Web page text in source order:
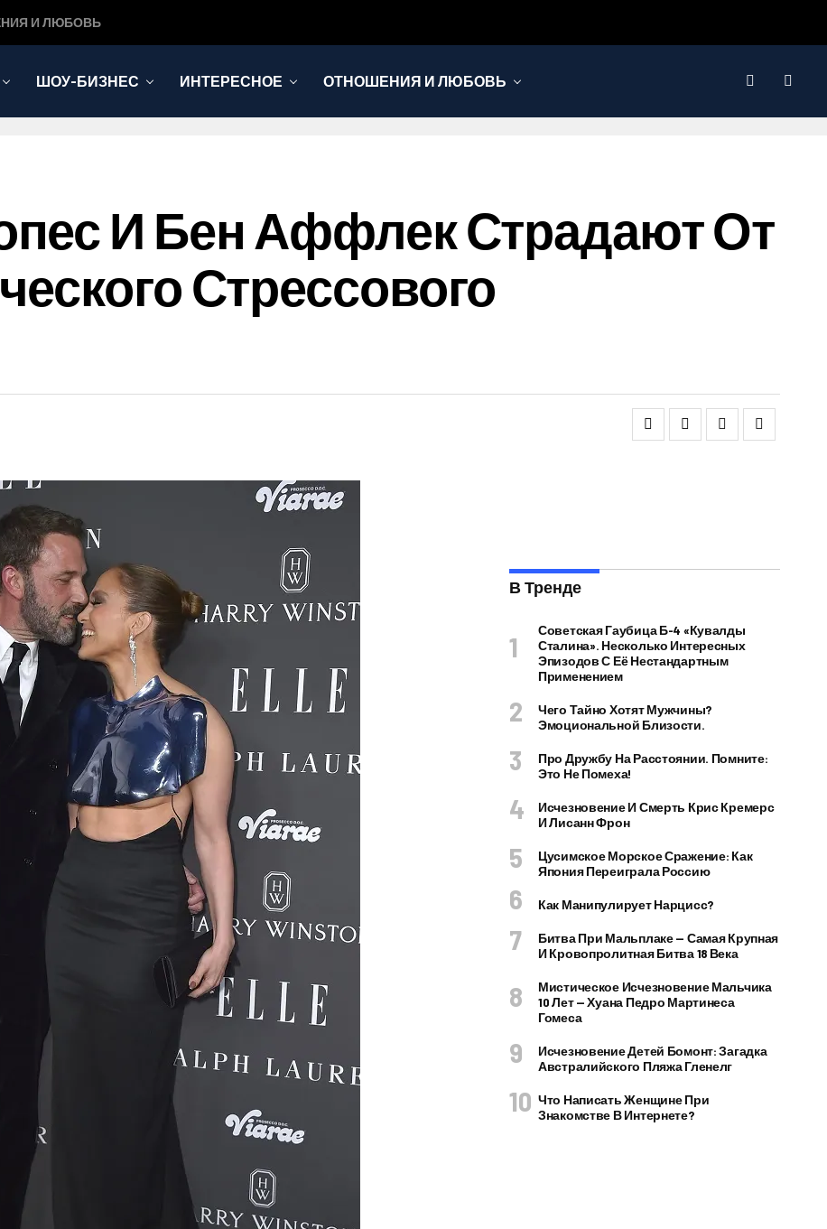
И ЛЮБОВЬ
ШОУ-БИЗНЕС ИНТЕРЕСНОЕ ОТНОШЕНИЯ И ЛЮБОВЬ
И Бен Аффлек Страдают От
Стрессового
В Тренде
Советская Гаубица Б-4 «Кувалды
Сталина». Несколько Интересных
Эпизодов С Её Нестандартным
Применением
Чего Тайно Хотят Мужчины?
Эмоциональной Близости.
Про Дружбу На Расстоянии. Помните:
Это Не Помеха!
Исчезновение И Смерть Крис Кремерс
И Лисанн Фрон
Цусимское Морское Сражение: Как
Япония Переиграла Россию
Как Манипулирует Нарцисс?
Битва При Мальплаке — Самая Крупная
И Кровопролитная Битва 18 Века
Мистическое Исчезновение Мальчика
10 Лет — Хуана Педро Мартинеса
Гомеса
Исчезновение Детей Бомонт: Загадка
Австралийского Пляжа Гленелг
Что Написать Женщине При
Знакомстве В Интернете?